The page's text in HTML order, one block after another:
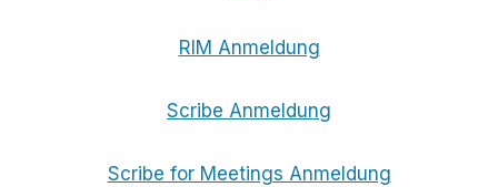
RIM Anmeldung
Scribe Anmeldung
Scribe for Meetings Anmeldung